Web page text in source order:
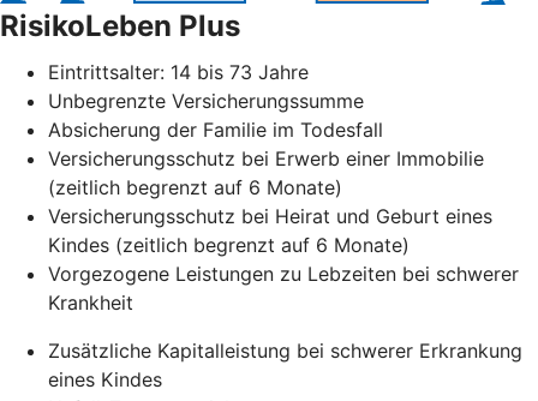
RisikoLeben Plus
Eintrittsalter: 14 bis 73 Jahre
Unbegrenzte Versicherungssumme
Absicherung der Familie im Todesfall
Versicherungsschutz bei Erwerb einer Immobilie
(zeitlich begrenzt auf 6 Monate)
Versicherungsschutz bei Heirat und Geburt eines
Kindes (zeitlich begrenzt auf 6 Monate)
Vorgezogene Leistungen zu Lebzeiten bei schwerer
Krankheit
Zusätzliche Kapitalleistung bei schwerer Erkrankung
eines Kindes